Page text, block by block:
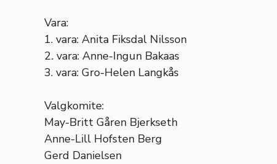
Vara:
1. vara: Anita Fiksdal Nilsson
2. vara: Anne-Ingun Bakaas
3. vara: Gro-Helen Langkås
Valgkomite:
May-Britt Gåren Bjerkseth
Anne-Lill Hofsten Berg
Gerd Danielsen